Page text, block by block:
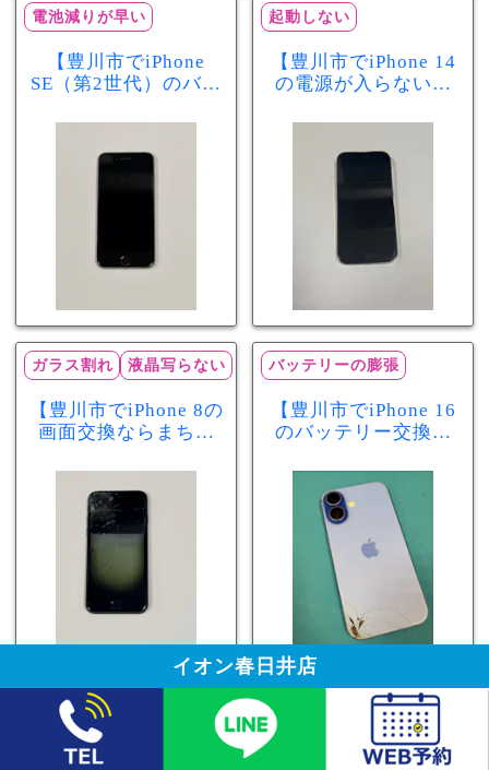
電池減りが早い
【豊川市でiPhone
SE（第2世代）のバッ
スマ豊川店】電池の
減りが早い症状も当
起動しない
【豊川市でiPhone 14
の電源が入らない修
店】バッテリー交換
で復旧するケースも
あります！
ガラス割れ 液晶写らない
【豊川市でiPhone 8の
画面交換ならまちス
れ・液晶不良も当日
60分で修理可能！
バッテリーの膨張
【豊川市でiPhone 16
のバッテリー交換な
少し膨張したバッテ
リーも当日90分で安
心修理！
まちスマ
モバイルライフを"もっと"豊かに
イオン春日井店